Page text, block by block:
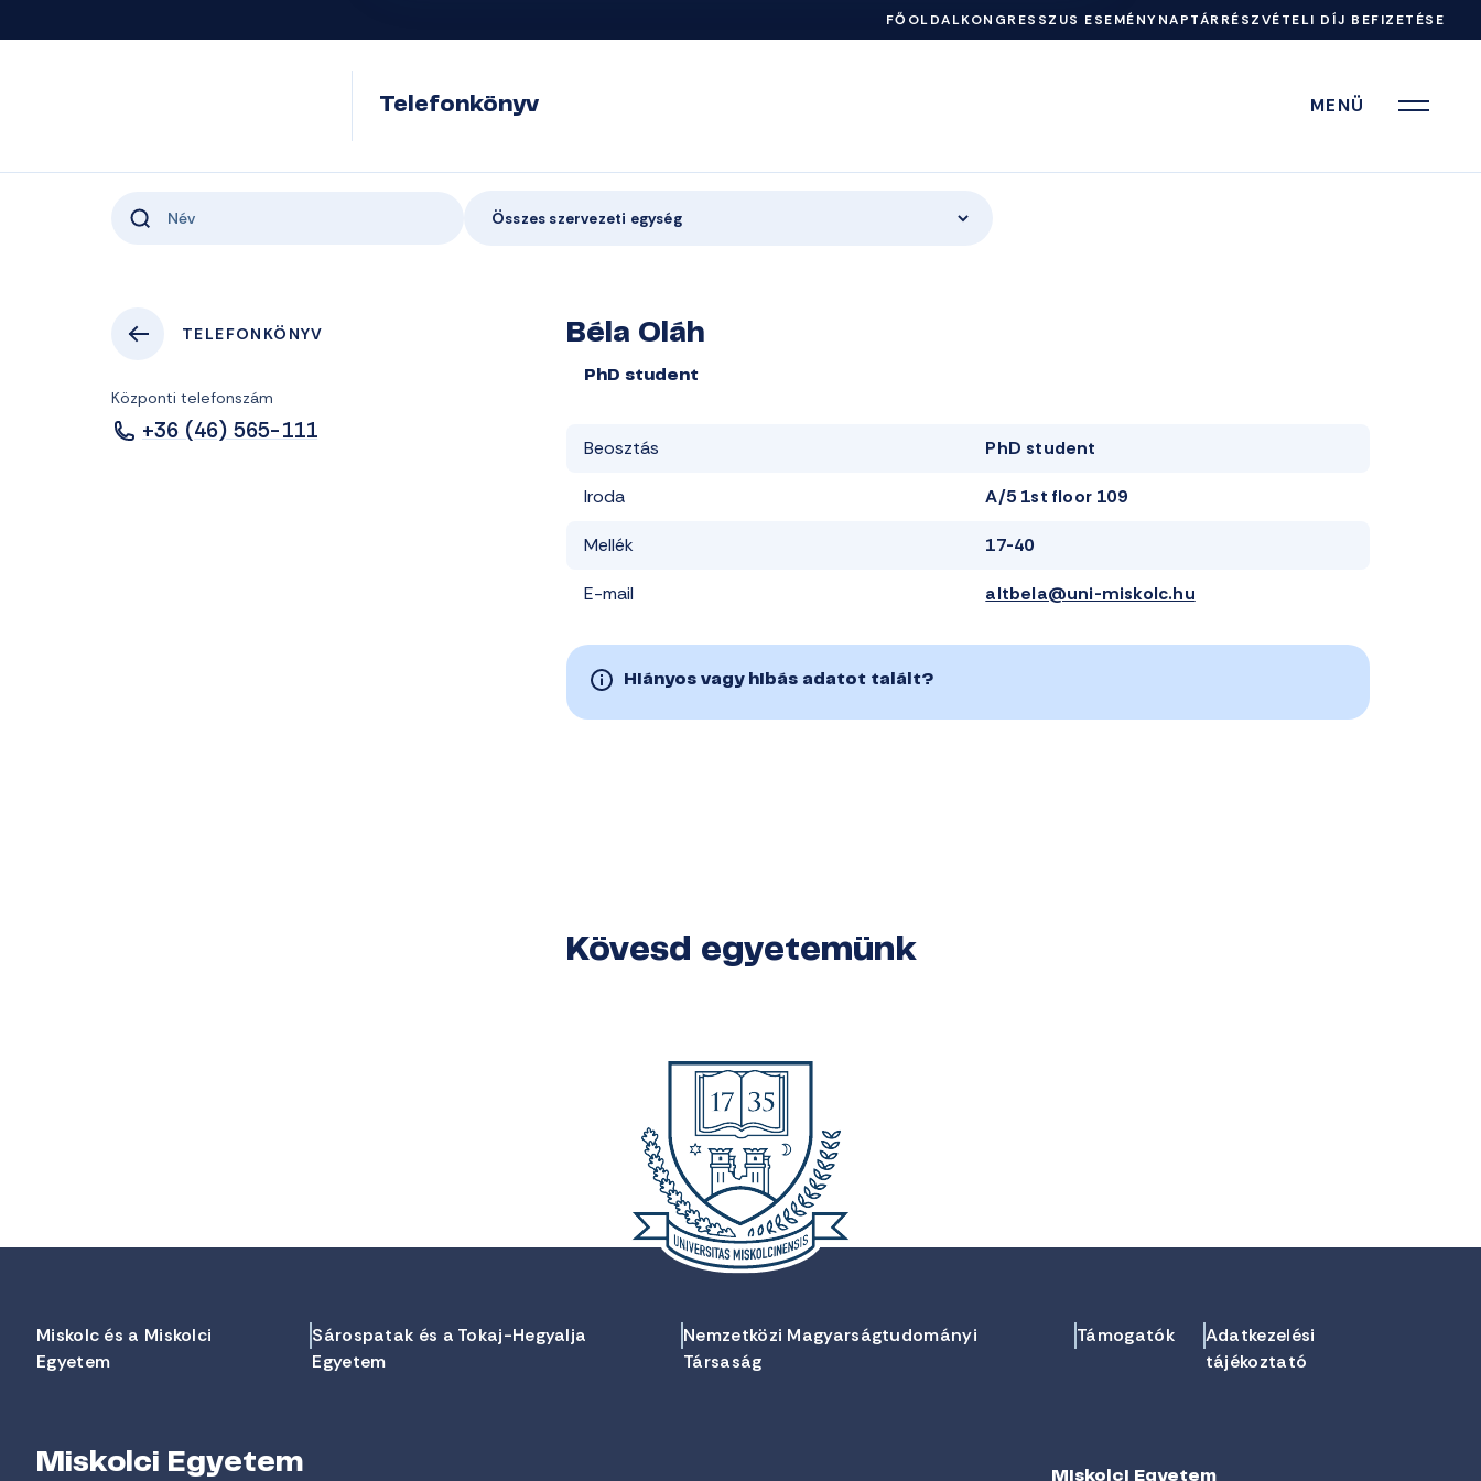
FŐOLDALKONGRESSZUS ESEMÉNYNAPTÁRRÉSZVÉTELI DÍJ BEFIZETÉSE
Telefonkönyv MENÜ
Összes szervezeti egység
TELEFONKÖNYV
Központi telefonszám
+36 (46) 565-111
Béla Oláh
PhD student
Beosztás PhD student
Iroda A/5 1st floor 109
Mellék 17-40
E-mail altbela@uni-miskolc.hu
Hiányos vagy hibás adatot talált?
Kövesd egyetemünk
Miskolc és a Miskolci
Egyetem
Sárospatak és a Tokaj-Hegyalja
Egyetem
Nemzetközi Magyarságtudományi
Társaság
Támogatók
Adatkezelési
tájékoztató
Miskolci Egyetem Miskolci Egyetem